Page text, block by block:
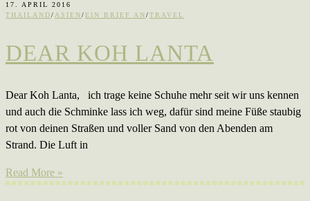
17. APRIL 2016
THAILAND/ ASIEN/EIN BRIEF AN/TRAVEL
DEAR KOH LANTA
Dear Koh Lanta, ich trage keine Schuhe mehr seit wir uns kennen
und auch die Schminke lass ich weg, dafür sind meine Füße staubig
rot von deinen Straßen und voller Sand von den Abenden am
Strand. Die Luft in
Read More »